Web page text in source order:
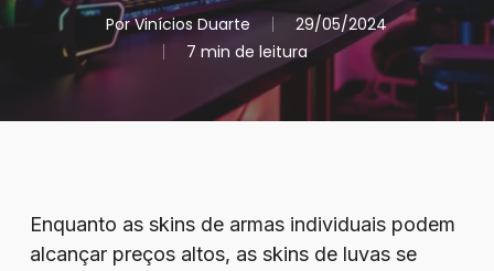
Por Vinícios Duarte
29/05/2024
7 min de leitura
Enquanto as skins de armas individuais podem
alcançar preços altos, as skins de luvas se